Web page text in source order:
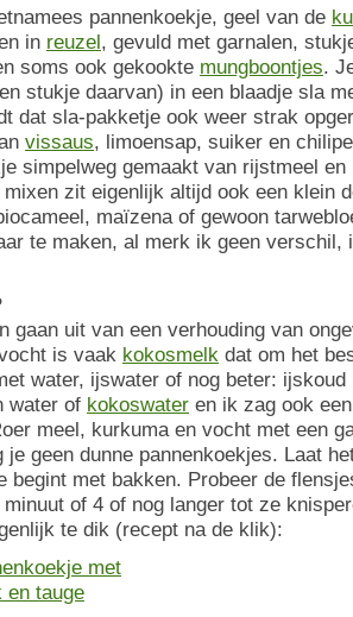
pannenkoekje, geel van de
in reuzel, gevuld met garnalen,
soms ook gekookte mungboontjes.
stukje daarvan) in een blaadje sla
dat sla-pakketje ook weer strak
vissaus, limoensap, suiker en
simpelweg gemaakt van rijstmeel
zit eigenlijk altijd ook een klein
maïzena of gewoon
te maken, al merk ik geen verschil,
gaan uit van een verhouding van
is vaak kokosmelk dat om het
water, ijswater of nog beter:
water of kokoswater en ik zag ook
meel, kurkuma en vocht met een
geen dunne pannenkoekjes. Laat
begint met bakken. Probeer de
of 4 of nog langer tot ze
te dik (recept na de klik):